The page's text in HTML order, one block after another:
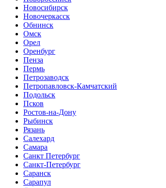
Новосибирск
Новочеркасск
Обнинск
Омск
Орел
Оренбург
Пенза
Пермь
Петрозаводск
Петропавловск-Камчатский
Подольск
Псков
Ростов-на-Дону
Рыбинск
Рязань
Салехард
Самара
Санкт Петербург
Санкт-Петербург
Саранск
Сарапул